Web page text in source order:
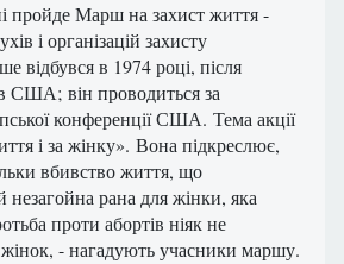
пройде Марш на захист життя -
і організацій захисту
відбувся в 1974 році, після
в США; він проводиться за
конференції США. Тема акції
і за жінку». Вона підкреслює,
вбивство життя, що
незагойна рана для жінки, яка
проти абортів ніяк не
- нагадують учасники маршу.